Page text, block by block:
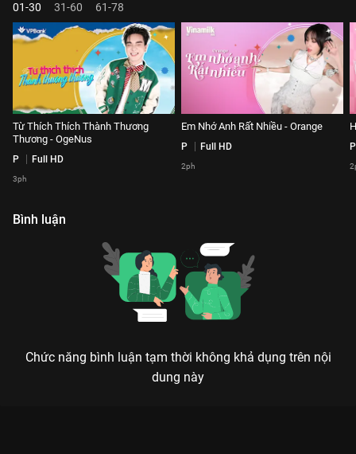
01-30 31-60 61-78
Từ Thích Thích Thành Thương
Thương - OgeNus
P Full HD
3ph
Em Nhớ Anh Rất Nhiều - Orange
P Full HD
2ph
P
Bình luận
Chức năng bình luận tạm thời không khả dụng trên nội
dung này